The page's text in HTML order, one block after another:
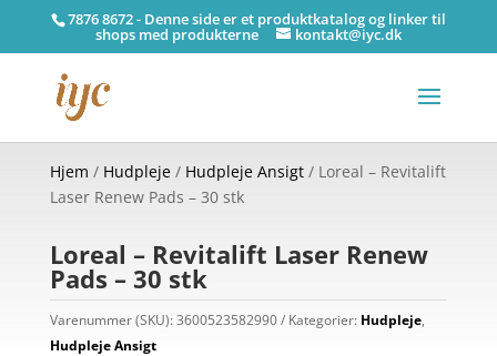
7876 8672 - Denne side er et produktkatalog og linker til
shops med produkterne kontakt@iyc.dk
Hjem / Hudpleje/ Hudpleje Ansigt/ Loreal – Revitalift
Laser Renew Pads – 30 stk
Loreal – Revitalift Laser Renew
Pads – 30 stk
Varenummer (SKU):3600523582990 Kategorier: Hudpleje,
Hudpleje Ansigt